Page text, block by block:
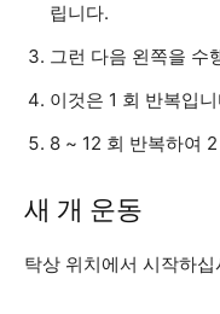
립니다.
그런 다음 왼쪽을 수
이것은 1 회 반복입
8 ~ 12 회 반복하여
새 개 운동
탁상 위치에서 시작하십